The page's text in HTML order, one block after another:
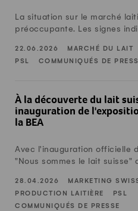
La situation sur le marché
préoccupante. Les signes
22.06.2026 MARCHÉ DU LAIT
PSL
COMMUNIQUÉS DE
À la découverte du lait
inauguration de
la BEA
Avec l'inauguration officielle
"Nous sommes le lait suisse"
28.04.2026
MARKETING
PRODUCTION LAITIÈRE
PSL
COMMUNIQUÉS DE PRESSE